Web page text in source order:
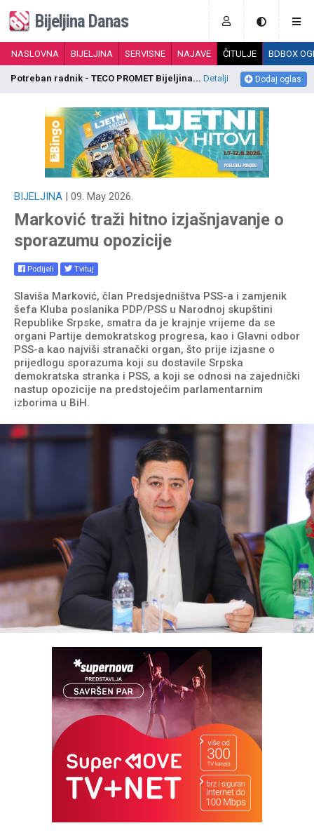
Bijeljina Danas
NASLOVNA BIJELJINA SERVISNE NAJAVE ČITULJE BDBOX
Dodaj oglas
Potreban radnik - TECO PROMET Bijeljina... Detalji
BIJELJINA | 09. May 2026.
Marković traži hitno izjašnjavanje o
sporazumu opozicije
Podijeli Tvituj
Slaviša Marković, član Predsjedništva PSS-a i zamjenik
šefa Kluba poslanika PDP/PSS u Narodnoj skupštini
Republike Srpske, smatra da je krajnje vrijeme da se
organi Partije demokratskog progresa, kao i Glavni odbor
PSS-a kao najviši stranački organ, što prije izjasne o
prijedlogu sporazuma koji su dostavile Srpska
demokratska stranka i PSS, a koji se odnosi na zajednički
nastup opozicije na predstojećim parlamentarnim
izborima u BiH.